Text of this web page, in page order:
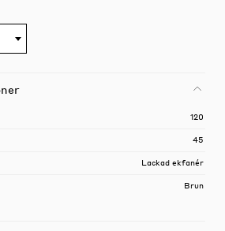
120
45
Lackad ekfanér
Brun